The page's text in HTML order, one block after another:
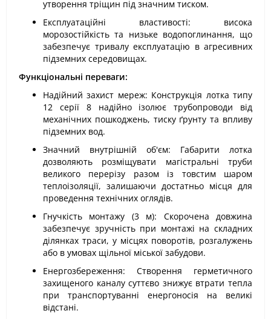
утворення тріщин під значним тиском.
Експлуатаційні властивості: висока
морозостійкість та низьке водопоглинання, що
забезпечує тривалу експлуатацію в агресивних
підземних середовищах.
Функціональні переваги:
Надійний захист мереж: Конструкція лотка типу
12 серії 8 надійно ізолює трубопроводи від
механічних пошкоджень, тиску ґрунту та впливу
підземних вод.
Значний внутрішній об'єм: Габарити лотка
дозволяють розміщувати магістральні труби
великого перерізу разом із товстим шаром
теплоізоляції, залишаючи достатньо місця для
проведення технічних оглядів.
Гнучкість монтажу (3 м): Скорочена довжина
забезпечує зручність при монтажі на складних
ділянках траси, у місцях поворотів, розгалужень
або в умовах щільної міської забудови.
Енергозбереження: Створення герметичного
захищеного каналу суттєво знижує втрати тепла
при транспортуванні енергоносія на великі
відстані.